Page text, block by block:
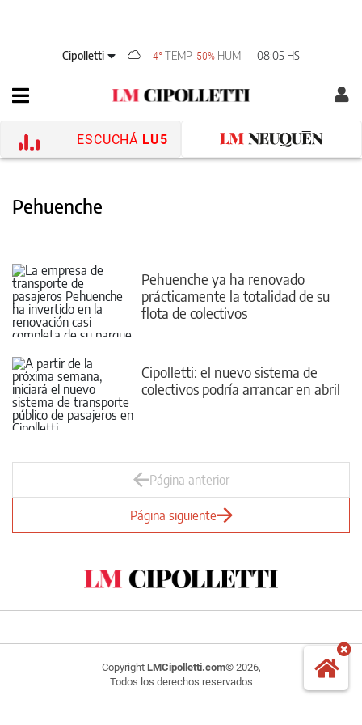
Cipolletti 4°TEMP 50% HUM 08:05 HS
ESCUCHÁ LU5
Pehuenche
Pehuenche ya ha renovado
prácticamente la totalidad de su
flota de colectivos
Cipolletti: el nuevo sistema de
colectivos podría arrancar en abril
Página anterior
Página siguiente
Copyright LMCipolletti.com© 2026,
Todos los derechos reservados